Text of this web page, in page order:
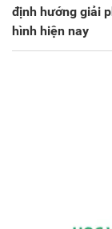
định hướng giải
hình hiện nay